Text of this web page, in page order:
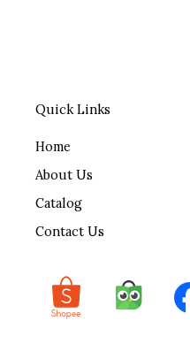
Quick Links
Home
About Us
Catalog
Contact Us